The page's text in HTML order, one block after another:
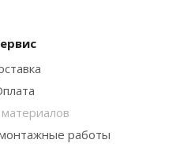
работы